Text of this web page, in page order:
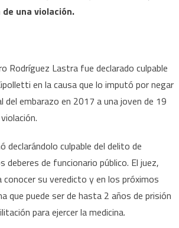
una violación.
Rodríguez Lastra fue declarado culpable
en la causa que lo imputó por negar
del embarazo en 2017 a una joven de 19
declarándolo culpable del delito de
deberes de funcionario público. El juez,
su veredicto y en los próximos
que puede ser de hasta 2 años de prisión
para ejercer la medicina.